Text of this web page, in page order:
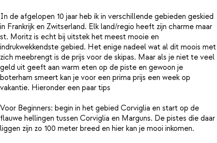
In de afgelopen 10 jaar heb ik in verschillende gebieden geskied
in Frankrijk en Zwitserland. Elk land/regio heeft zijn charme maar
st. Moritz is echt bij uitstek het meest mooie en
indrukwekkendste gebied. Het enige nadeel wat al dit moois met
zich meebrengt is de prijs voor de skipas. Maar als je niet te veel
geld uit geeft aan warm eten op de piste en gewoon je
boterham smeert kan je voor een prima prijs een week op
vakantie. Hieronder een paar tips
Voor Beginners: begin in het gebied Corviglia en start op de
flauwe hellingen tussen Corviglia en Marguns. De pistes die daar
liggen zijn zo 100 meter breed en hier kan je mooi inkomen.